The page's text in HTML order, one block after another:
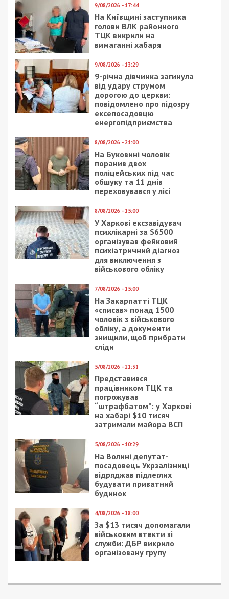
9/08/2026 - 17:44
На Київщині заступника
голови ВЛК районного
ТЦК викрили на
вимаганні хабаря
9/08/2026 - 13:29
9-річна дівчинка загинула
від удару струмом
дорогою до церкви:
повідомлено про підозру
ексепосадовцю
енергопідприємства
8/08/2026 - 21:00
На Буковині чоловік
поранив двох
поліцейських під час
обшуку та 11 днів
переховувався у лісі
8/08/2026 - 15:00
У Харкові ексзавідувач
психлікарні за $6500
організував фейковий
психіатричний діагноз
для виключення з
військового обліку
7/08/2026 - 15:00
На Закарпатті ТЦК
«списав» понад 1500
чоловік з військового
обліку, а документи
знищили, щоб прибрати
сліди
5/08/2026 - 21:31
Представився
працівником ТЦК та
погрожував
“штрафбатом”: у Харкові
на хабарі $10 тисяч
затримали майора ВСП
5/08/2026 - 10:29
На Волині депутат-
посадовець Укрзалізниці
відряджав підлеглих
будувати приватний
будинок
4/08/2026 - 18:00
За $13 тисяч допомагали
військовим втекти зі
служби: ДБР викрило
організовану групу